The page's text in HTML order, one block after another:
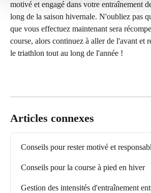
motivé et engagé dans votre entraînement
long de la saison hivernale. N'oubliez pas
que vous effectuez maintenant sera
course, alors continuez à aller de l'avant et
le triathlon tout au long de l'année !
Articles connexes
Conseils pour rester motivé et
Conseils pour la course à pied en hiver
Gestion des intensités d'entraînement